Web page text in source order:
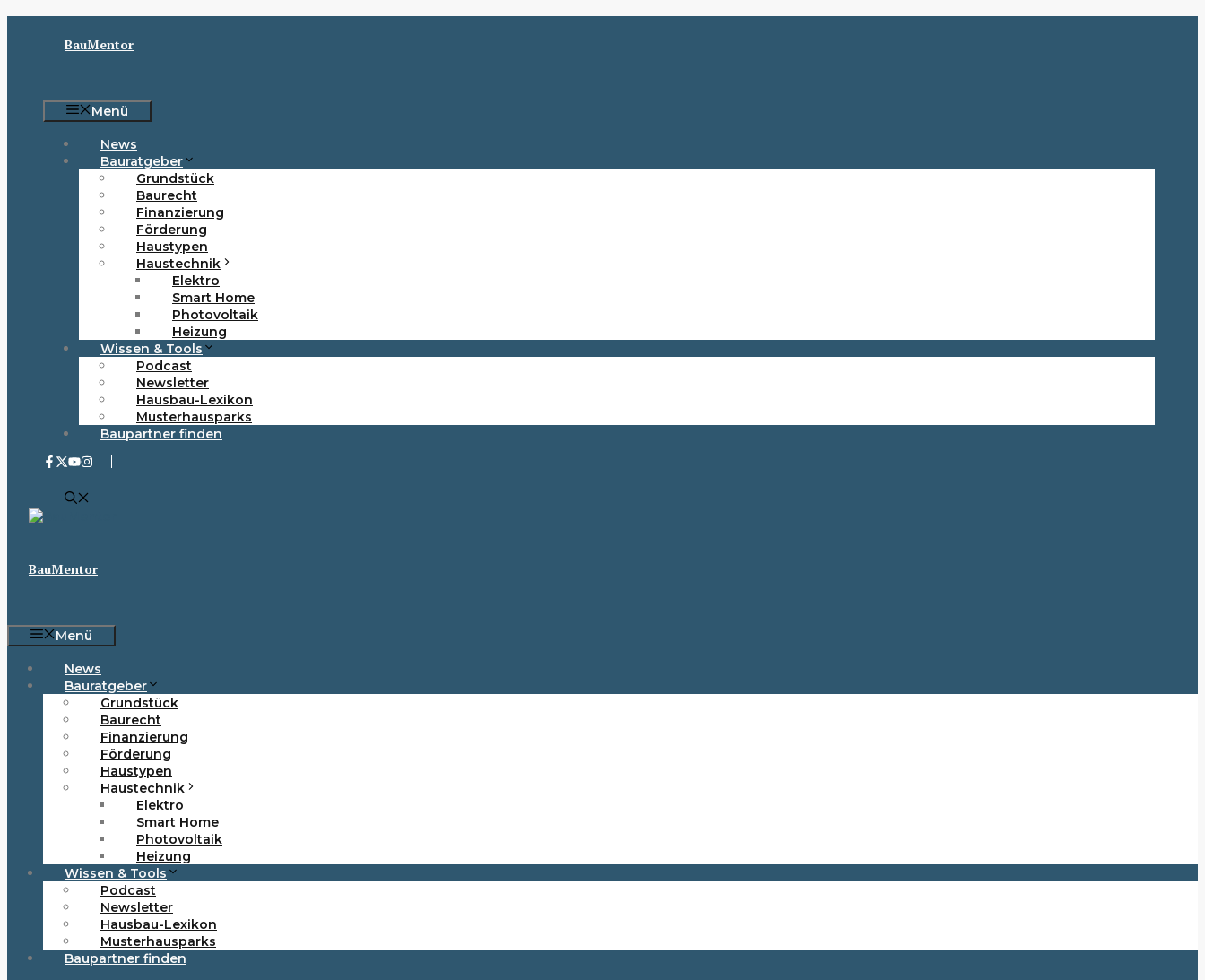
BauMentor
Menü
News
Bauratgeber
Grundstück
Baurecht
Finanzierung
Förderung
Haustypen
Haustechnik
Elektro
Smart Home
Photovoltaik
Heizung
Wissen & Tools
Podcast
Newsletter
Hausbau-Lexikon
Musterhausparks
Baupartner finden
BauMentor
Menü
News
Bauratgeber
Grundstück
Baurecht
Finanzierung
Förderung
Haustypen
Haustechnik
Elektro
Smart Home
Photovoltaik
Heizung
Wissen & Tools
Podcast
Newsletter
Hausbau-Lexikon
Musterhausparks
Baupartner finden